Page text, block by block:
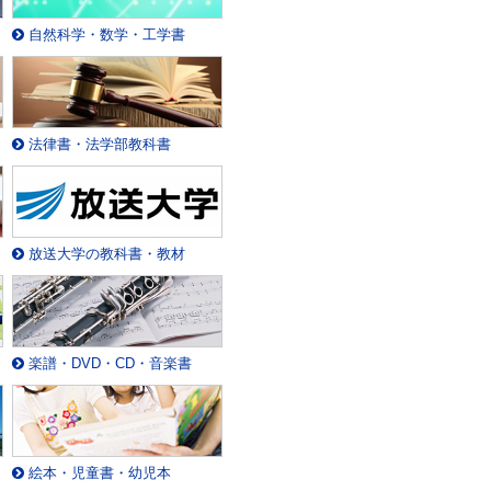
自然科学・数学・工学書
法律書・法学部教科書
放送大学の教科書・教材
楽譜・DVD・CD・音楽書
絵本・児童書・幼児本